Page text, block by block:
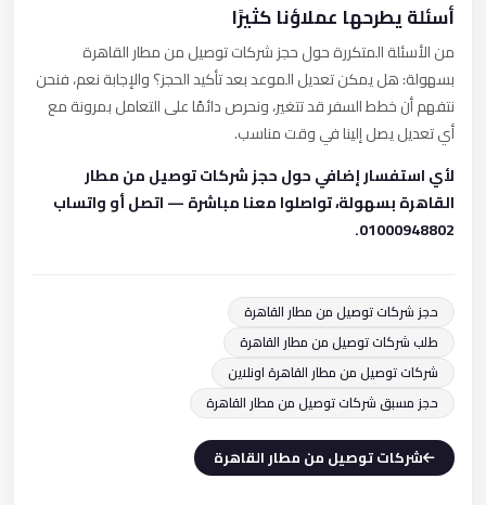
أسئلة يطرحها عملاؤنا كثيرًا
من الأسئلة المتكررة حول حجز شركات توصيل من مطار القاهرة
بسهولة: هل يمكن تعديل الموعد بعد تأكيد الحجز؟ والإجابة نعم، فنحن
نتفهم أن خطط السفر قد تتغير، ونحرص دائمًا على التعامل بمرونة مع
أي تعديل يصل إلينا في وقت مناسب.
لأي استفسار إضافي حول حجز شركات توصيل من مطار
القاهرة بسهولة، تواصلوا معنا مباشرة — اتصل أو واتساب
01000948802.
حجز شركات توصيل من مطار القاهرة
طلب شركات توصيل من مطار القاهرة
شركات توصيل من مطار القاهرة اونلاين
حجز مسبق شركات توصيل من مطار القاهرة
شركات توصيل من مطار القاهرة